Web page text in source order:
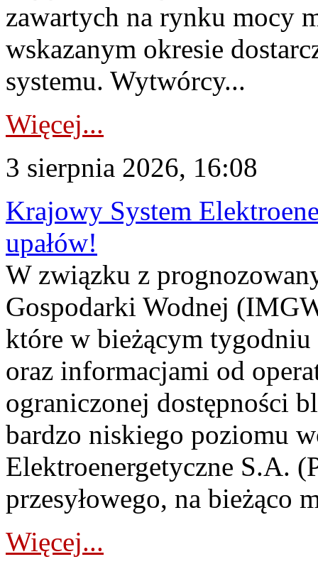
zawartych na rynku mocy
wskazanym okresie
systemu. Wytwórcy...
Więcej...
3 sierpnia 2026, 16:08
Krajowy System
upałów!
W związku z
Gospodarki Wodnej
które w bieżącym tygodniu
oraz informacjami od
ograniczonej dostępności
bardzo niskiego poziomu
Elektroenergetyczne S.A.
przesyłowego, na bieżąco
Więcej...